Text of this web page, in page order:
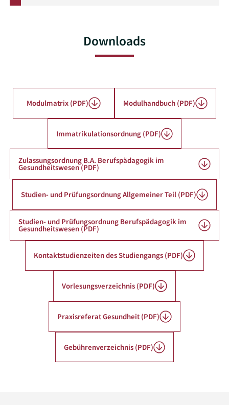
Downloads
Modulmatrix (PDF) Modulhandbuch (PDF)
Immatrikulationsordnung (PDF)
Zulassungsordnung B.A. Berufspädagogik im
Gesundheitswesen (PDF)
Studien- und Prüfungsordnung Allgemeiner Teil (PDF)
Studien- und Prüfungsordnung Berufspädagogik im
Gesundheitswesen (PDF)
Kontaktstudienzeiten des Studiengangs (PDF)
Vorlesungsverzeichnis (PDF)
Praxisreferat Gesundheit (PDF)
Gebührenverzeichnis (PDF)